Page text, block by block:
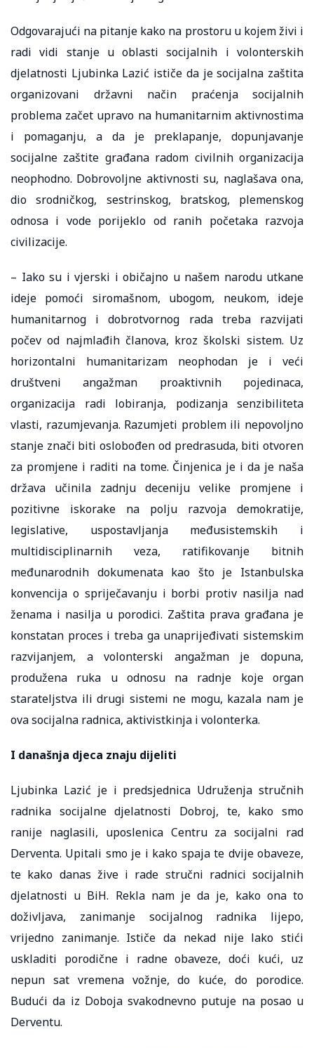
Odgovarajući na pitanje kako na prostoru u kojem živi i
radi vidi stanje u oblasti socijalnih i volonterskih
djelatnosti Ljubinka Lazić ističe da je socijalna zaštita
organizovani državni način praćenja socijalnih
problema začet upravo na humanitarnim aktivnostima
i pomaganju, a da je preklapanje, dopunjavanje
socijalne zaštite građana radom civilnih organizacija
neophodno. Dobrovoljne aktivnosti su, naglašava ona,
dio srodničkog, sestrinskog, bratskog, plemenskog
odnosa i vode porijeklo od ranih početaka razvoja
civilizacije.
– Iako su i vjerski i običajno u našem narodu utkane
ideje pomoći siromašnom, ubogom, neukom, ideje
humanitarnog i dobrotvornog rada treba razvijati
počev od najmlađih članova, kroz školski sistem. Uz
horizontalni humanitarizam neophodan je i veći
društveni angažman proaktivnih pojedinaca,
organizacija radi lobiranja, podizanja senzibiliteta
vlasti, razumjevanja. Razumjeti problem ili nepovoljno
stanje znači biti oslobođen od predrasuda, biti otvoren
za promjene i raditi na tome. Činjenica je i da je naša
država učinila zadnju deceniju velike promjene i
pozitivne iskorake na polju razvoja demokratije,
legislative, uspostavljanja međusistemskih i
multidisciplinarnih veza, ratifikovanje bitnih
međunarodnih dokumenata kao što je Istanbulska
konvencija o spriječavanju i borbi protiv nasilja nad
ženama i nasilja u porodici. Zaštita prava građana je
konstatan proces i treba ga unaprijeđivati sistemskim
razvijanjem, a volonterski angažman je dopuna,
produžena ruka u odnosu na radnje koje organ
starateljstva ili drugi sistemi ne mogu, kazala nam je
ova socijalna radnica, aktivistkinja i volonterka.
I današnja djeca znaju dijeliti
Ljubinka Lazić je i predsjednica Udruženja stručnih
radnika socijalne djelatnosti Dobroj, te, kako smo
ranije naglasili, uposlenica Centru za socijalni rad
Derventa. Upitali smo je i kako spaja te dvije obaveze,
te kako danas žive i rade stručni radnici socijalnih
djelatnosti u BiH. Rekla nam je da je, kako ona to
doživljava, zanimanje socijalnog radnika lijepo,
vrijedno zanimanje. Ističe da nekad nije lako stići
uskladiti porodične i radne obaveze, doći kući, uz
nepun sat vremena vožnje, do kuće, do porodice.
Budući da iz Doboja svakodnevno putuje na posao u
Derventu.